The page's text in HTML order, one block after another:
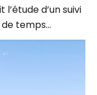
temps…